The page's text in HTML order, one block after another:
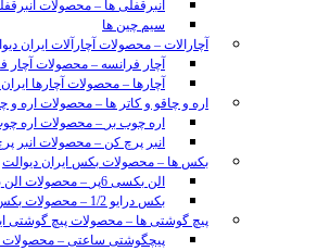
انبرقفلی ها – محصولات
سیم چین ها
آچارالات – محصولات آچارآلات ایران
آچار فرانسه – محصولات آچار
آچارها – محصولات آچارها
اره و چاقو و کاتر ها – محصولات اره و
اره چوب بر – محصولات اره
انبر پرچ کن – محصولات انبر
بکس ها – محصولات بکس ایران دیوالت
الن بکسی 6پر
– محصولات الن بکسی 6پر
بکس درایو 1/2
– محصولات بکس درایو 1/2
پیچ گوشتی ها – محصولات پیچ گوشتی
پیچگوشتی ساعتی – محصولات